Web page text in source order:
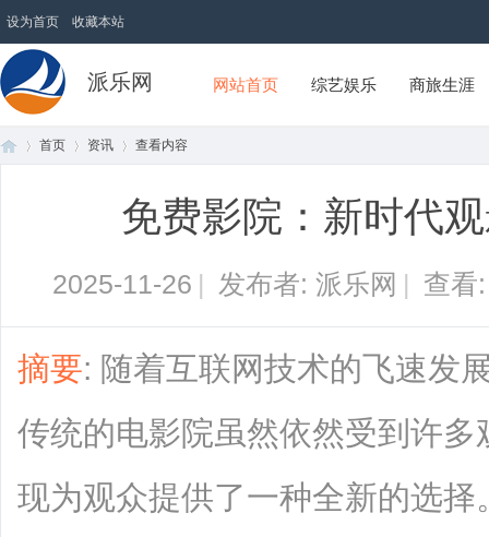
设为首页 收藏本站
派乐网 网站首页 综艺娱乐 商旅生涯
首页 资讯 查看内容
免费影院：新时代
2025-11-26 | 发布者: 派乐网 | 查
摘要: 随着互联网技术的飞速发
传统的电影院虽然依然受到许
现为观众提供了一种全新的选